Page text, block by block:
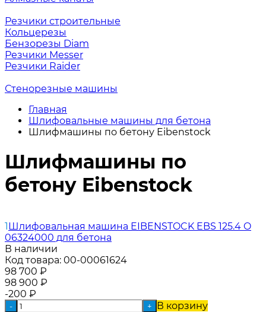
Резчики строительные
Кольцерезы
Бензорезы Diam
Резчики Messer
Резчики Raider
Стенорезные машины
Главная
Шлифовальные машины для бетона
Шлифмашины по бетону Eibenstock
Шлифмашины по
бетону Eibenstock
1Шлифовальная машина EIBENSTOCK EBS 125.4 O
06324000 для бетона
В наличии
Код товара: 00-00061624
98 700 ₽
98 900 ₽
-200 ₽
- +
В корзину